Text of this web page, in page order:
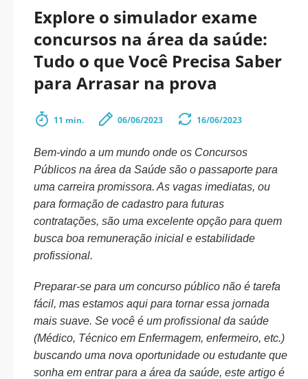
Explore o simulador exame
concursos na área da saúde:
Tudo o que Você Precisa Saber
para Arrasar na prova
11 min. 06/06/2023 16/06/2023
Bem-vindo a um mundo onde os Concursos
Públicos na área da Saúde são o passaporte para
uma carreira promissora. As vagas imediatas, ou
para formação de cadastro para futuras
contratações, são uma excelente opção para quem
busca boa remuneração inicial e estabilidade
profissional.
Preparar-se para um concurso público não é tarefa
fácil, mas estamos aqui para tornar essa jornada
mais suave. Se você é um profissional da saúde
(Médico, Técnico em Enfermagem, enfermeiro, etc.)
buscando uma nova oportunidade ou estudante que
sonha em entrar para a área da saúde, este artigo é